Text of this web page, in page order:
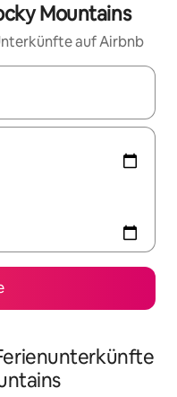
Mountains
auf Airbnb
navigiere mit den